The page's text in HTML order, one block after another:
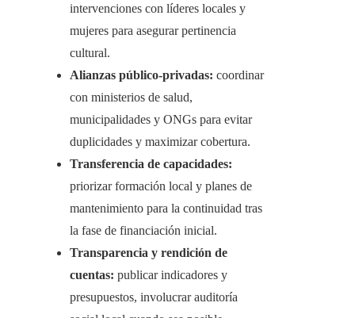
intervenciones con líderes locales y
mujeres para asegurar pertinencia
cultural.
Alianzas público-privadas: coordinar
con ministerios de salud,
municipalidades y ONGs para evitar
duplicidades y maximizar cobertura.
Transferencia de capacidades:
priorizar formación local y planes de
mantenimiento para la continuidad tras
la fase de financiación inicial.
Transparencia y rendición de
cuentas: publicar indicadores y
presupuestos, involucrar auditoría